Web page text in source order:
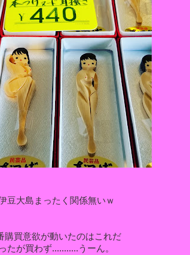
豆大島まったく関係無いｗ
購買意欲が動いたのはこれだ
たが買わず...........うーん。